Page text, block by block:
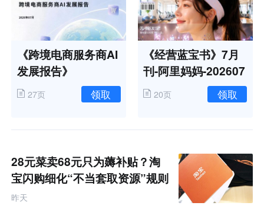
《跨境电商服务商AI
发展报告》
27页 领取
《经营蓝宝书》7月
刊-阿里妈妈-202607
20页 领取
28元菜卖68元只为薅补贴？淘
宝闪购细化“不当套取资源”规则
昨天